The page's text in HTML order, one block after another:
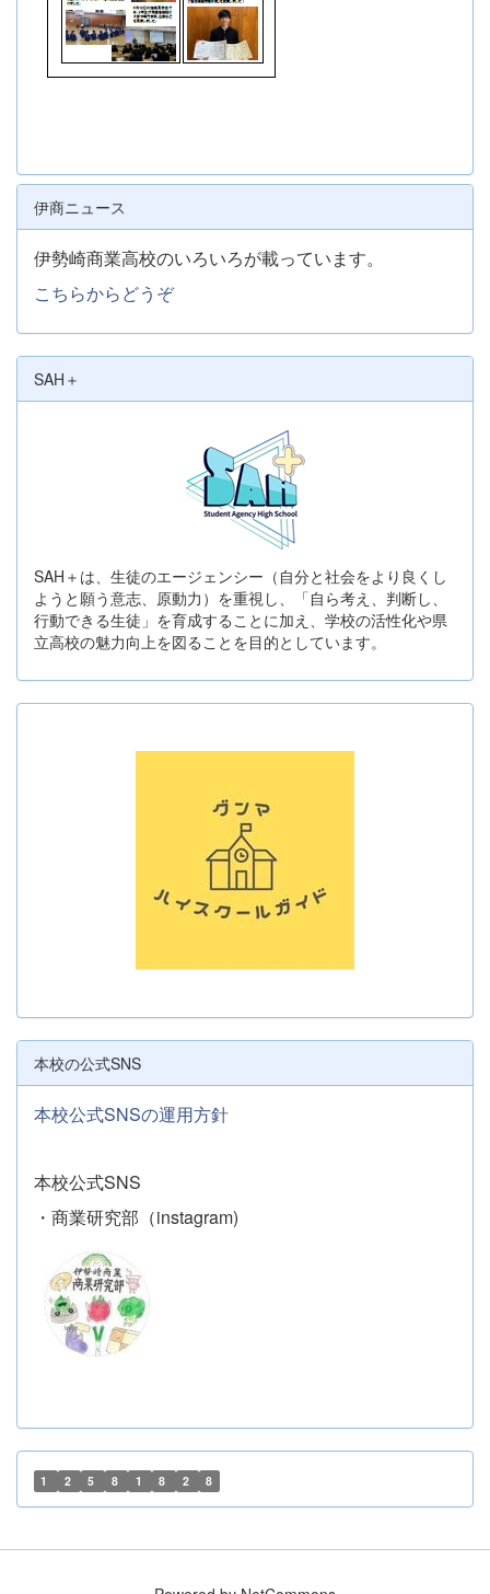
伊商ニュース
伊勢崎商業高校のいろいろが載っています。
こちらからどうぞ
SAH＋
SAH＋は、生徒のエージェンシー（自分と社会をより良くし
ようと願う意志、原動力）を重視し、「自ら考え、判断し、
行動できる生徒」を育成することに加え、学校の活性化や県
立高校の魅力向上を図ることを目的としています。
本校の公式SNS
本校公式SNSの運用方針
本校公式SNS
・商業研究部（instagram)
1 2 5 8 1 8 2 8